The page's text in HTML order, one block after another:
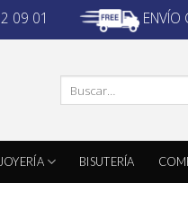
09 01
por:
JOYERÍA BISUTERÍA